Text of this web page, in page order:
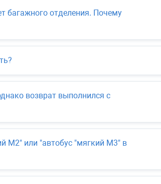
багажного отделения. Почему
возврат выполнился с
М2" или "автобус "мягкий М3" в